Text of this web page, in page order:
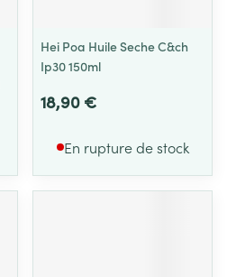
Hei Poa Huile Seche C&ch
Ip30 150ml
18,90 €
En rupture de stock